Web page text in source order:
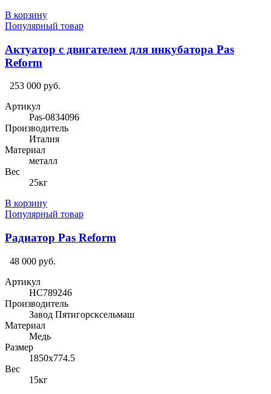
В корзину
Популярный товар
Актуатор с двигателем для инкубатора Pas
Reform
253 000 руб.
Артикул
Pas-0834096
Производитель
Италия
Материал
металл
Вес
25кг
В корзину
Популярный товар
Радиатор Pas Reform
48 000 руб.
Артикул
HC789246
Производитель
Завод Пятигорсксельмаш
Материал
Медь
Размер
1850х774.5
Вес
15кг